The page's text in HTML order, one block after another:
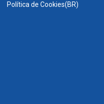
Política de Cookies(BR)